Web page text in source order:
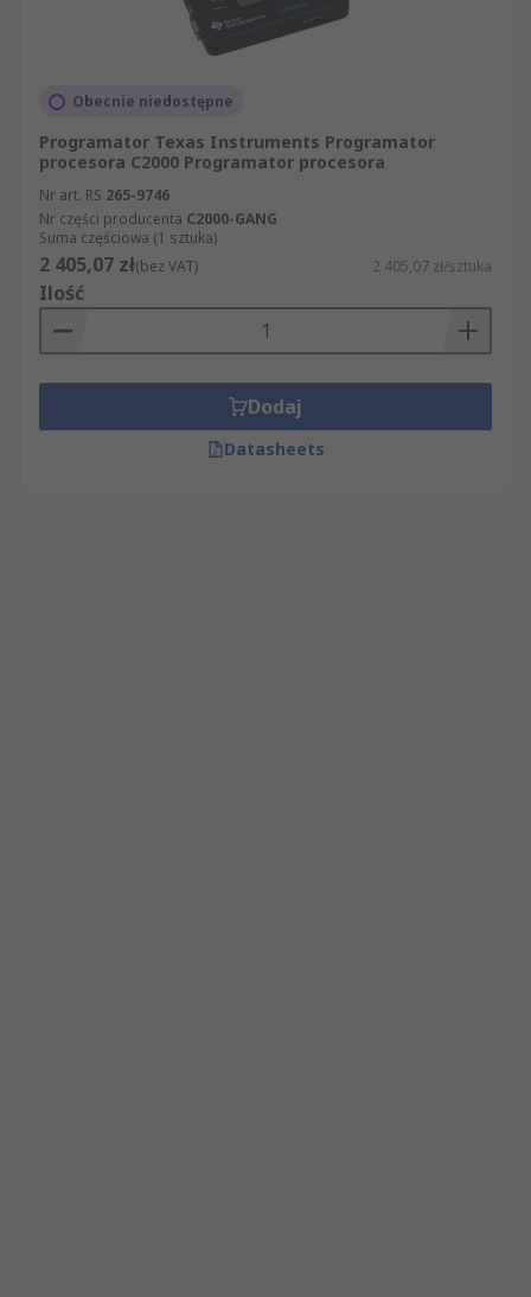
Obecnie niedostępne
Programator Texas Instruments Programator
procesora C2000 Programator procesora
Nr art. RS 265-9746
Nr części producenta C2000-GANG
Suma częściowa (1 sztuka)
2 405,07 zł(bez VAT) 2 405,07 zł/sztuka
Ilość
Dodaj
Datasheets